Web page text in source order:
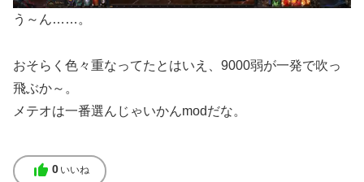
う～ん……。
おそらく色々重なってたとはいえ、9000弱が一発で吹っ
飛ぶか～。
メテオは一番選んじゃいかんmodだな。
thumb_up 0 いいね